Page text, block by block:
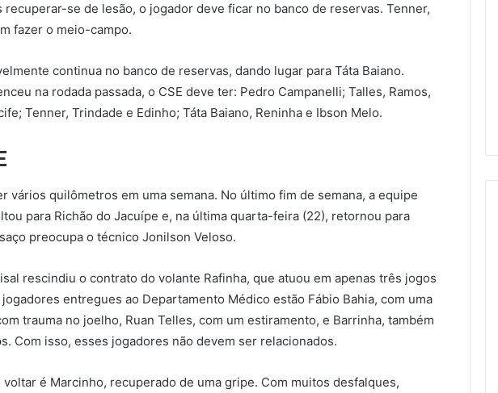
se de lesão, o jogador deve ficar no banco de reservas. Tenner,
fazer o meio-campo.
continua no banco de reservas, dando lugar para Táta Baiano.
na rodada passada, o CSE deve ter: Pedro Campanelli; Talles, Ramos,
Tenner, Trindade e Edinho; Táta Baiano, Reninha e Ibson Melo.
vários quilômetros em uma semana. No último fim de semana, a equipe
para Richão do Jacuípe e, na última quarta-feira (22), retornou para
preocupa o técnico Jonilson Veloso.
rescindiu o contrato do volante Rafinha, que atuou em apenas três jogos
entregues ao Departamento Médico estão Fábio Bahia, com uma
trauma no joelho, Ruan Telles, com um estiramento, e Barrinha, também
Com isso, esses jogadores não devem ser relacionados.
é Marcinho, recuperado de uma gripe. Com muitos desfalques,